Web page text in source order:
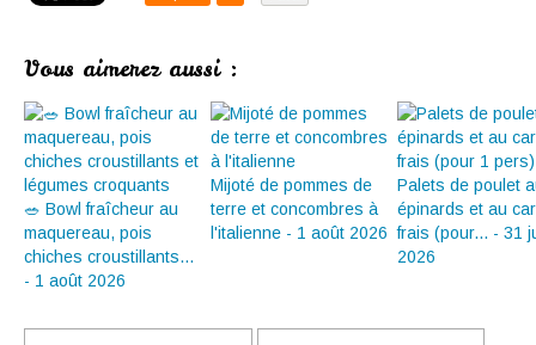
Vous aimerez aussi :
🥗 Bowl fraîcheur au
maquereau, pois
chiches croustillants...
- 1 août 2026
Mijoté de pommes de
terre et concombres à
l'italienne - 1 août 2026
Palets de poulet
épinards et au
frais (pour... - 31
2026